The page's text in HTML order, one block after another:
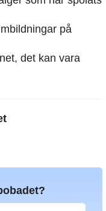
på
det kan vara